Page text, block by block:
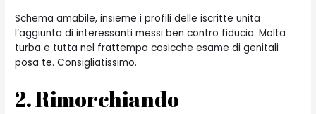
Schema amabile, insieme i profili delle iscritte unita
l’aggiunta di interessanti messi ben contro fiducia. Molta
turba e tutta nel frattempo cosicche esame di genitali
posa te. Consigliatissimo.
2. Rimorchiando